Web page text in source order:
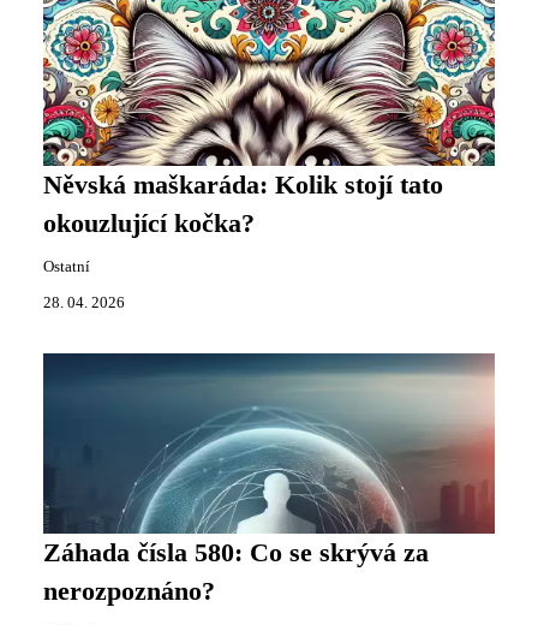
Něvská maškaráda: Kolik stojí tato
okouzlující kočka?
Ostatní
28. 04. 2026
Záhada čísla 580: Co se skrývá za
nerozpoznáno?